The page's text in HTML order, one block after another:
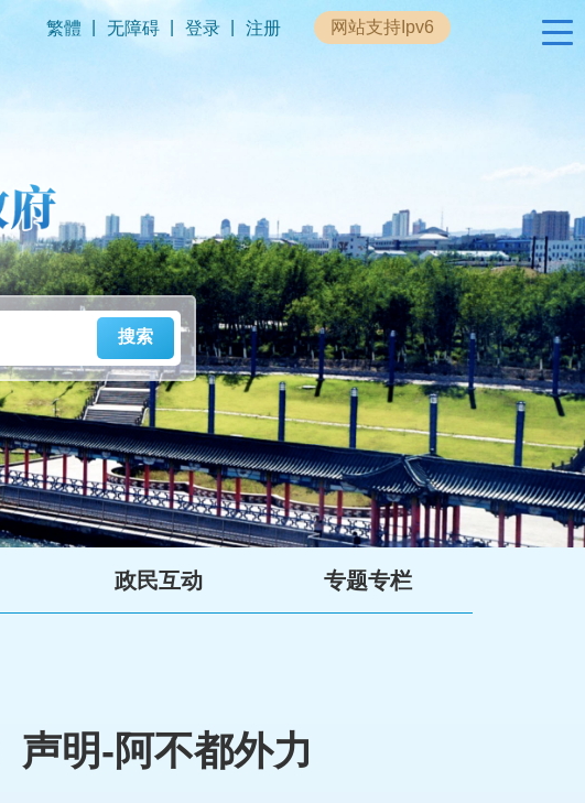
繁體 无障碍 登录 注册 网站支持Ipv6
政民互动 专题专栏
政民互动 专题专栏
声明-阿不都外力